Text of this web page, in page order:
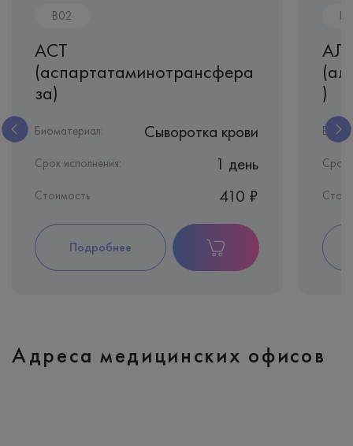
B02
АСТ
(аспартатаминотрансфера
за)
Биоматериал: Сыворотка крови
Срок исполнения: 1 день
Стоимость 410 ₽
Подробнее
)
Срок
Адреса медицинских офисов